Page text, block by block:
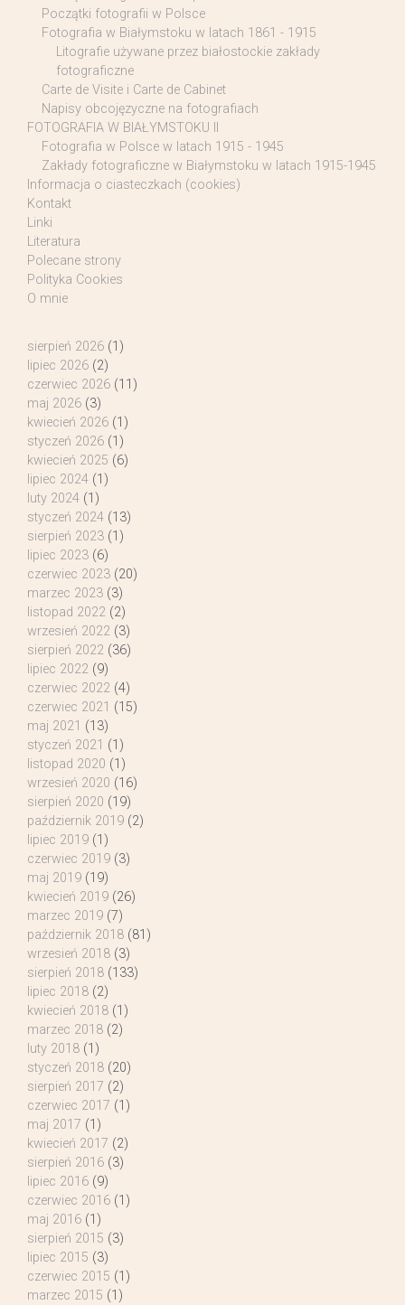
Początki fotografii w Polsce
Fotografia w Białymstoku w latach 1861 - 1915
Litografie używane przez białostockie zakłady
fotograficzne
Carte de Visite i Carte de Cabinet
Napisy obcojęzyczne na fotografiach
FOTOGRAFIA W BIAŁYMSTOKU II
Fotografia w Polsce w latach 1915 - 1945
Zakłady fotograficzne w Białymstoku w latach 1915-1945
Informacja o ciasteczkach (cookies)
Kontakt
Linki
Literatura
Polecane strony
Polityka Cookies
O mnie
sierpień 2026 (1)
lipiec 2026 (2)
czerwiec 2026 (11)
maj 2026 (3)
kwiecień 2026 (1)
styczeń 2026 (1)
kwiecień 2025 (6)
lipiec 2024 (1)
luty 2024 (1)
styczeń 2024 (13)
sierpień 2023 (1)
lipiec 2023 (6)
czerwiec 2023 (20)
marzec 2023 (3)
listopad 2022 (2)
wrzesień 2022 (3)
sierpień 2022 (36)
lipiec 2022 (9)
czerwiec 2022 (4)
czerwiec 2021 (15)
maj 2021 (13)
styczeń 2021 (1)
listopad 2020 (1)
wrzesień 2020 (16)
sierpień 2020 (19)
październik 2019 (2)
lipiec 2019 (1)
czerwiec 2019 (3)
maj 2019 (19)
kwiecień 2019 (26)
marzec 2019 (7)
październik 2018 (81)
wrzesień 2018 (3)
sierpień 2018 (133)
lipiec 2018 (2)
kwiecień 2018 (1)
marzec 2018 (2)
luty 2018 (1)
styczeń 2018 (20)
sierpień 2017 (2)
czerwiec 2017 (1)
maj 2017 (1)
kwiecień 2017 (2)
sierpień 2016 (3)
lipiec 2016 (9)
czerwiec 2016 (1)
maj 2016 (1)
sierpień 2015 (3)
lipiec 2015 (3)
czerwiec 2015 (1)
marzec 2015 (1)